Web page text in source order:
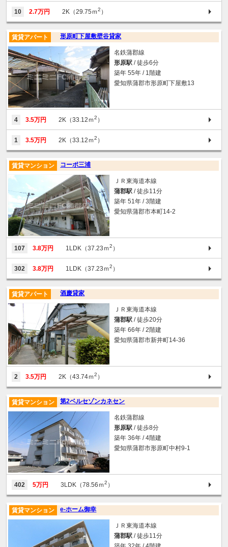
10 2.7万円 2K（29.75ｍ2 ）
形原町下屋敷壁谷貸家
賃貸アパート
名鉄蒲郡線
形原駅 / 徒歩6分
築年 55年 / 1階建
愛知県蒲郡市形原町下屋敷13
4 3.5万円 2K（33.12ｍ2 ）
1 3.5万円 2K（33.12ｍ2 ）
コーポ三浦
賃貸マンション
ＪＲ東海道本線
蒲郡駅 / 徒歩11分
築年 51年 / 3階建
愛知県蒲郡市本町14-2
107 3.8万円 1LDK（37.23ｍ2 ）
302 3.8万円 1LDK（37.23ｍ2 ）
酒慶貸家
賃貸アパート
ＪＲ東海道本線
蒲郡駅 / 徒歩20分
築年 66年 / 2階建
愛知県蒲郡市新井町14-36
2 3.5万円 2K（43.74ｍ2 ）
第2ベルセゾンカネセン
賃貸マンション
名鉄蒲郡線
形原駅 / 徒歩8分
築年 36年 / 4階建
愛知県蒲郡市形原町中村9-1
402 5万円 3LDK（78.56ｍ2 ）
e-ホーム御幸
賃貸マンション
ＪＲ東海道本線
蒲郡駅 / 徒歩11分